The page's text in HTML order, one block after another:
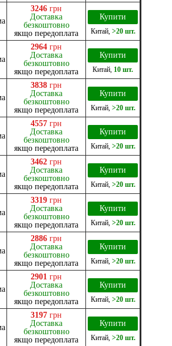
3246 грн
Доставка
безкоштовно
якщо передоплата
Купити
Китай, >20 шт.
2964 грн
Доставка
безкоштовно
якщо передоплата
Купити
Китай 10 шт.
3838 грн
Доставка
безкоштовно
якщо передоплата
Купити
Китай, >20 шт.
4557 грн
Доставка
безкоштовно
якщо передоплата
Купити
Китай, >20 шт.
3462 грн
Доставка
безкоштовно
якщо передоплата
Купити
Китай, >20 шт.
3319 грн
Доставка
безкоштовно
якщо передоплата
Купити
Китай, >20 шт.
2886 грн
Доставка
безкоштовно
якщо передоплата
Купити
Китай, >20 шт.
2901 грн
Доставка
безкоштовно
якщо передоплата
Купити
Китай, >20 шт.
3197 грн
Доставка
безкоштовно
якщо передоплата
Купити
Китай, >20 шт.